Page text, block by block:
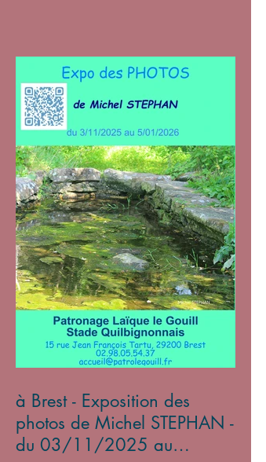
à Brest - Exposition des
photos de Michel STEPHAN -
du 03/11/2025 au